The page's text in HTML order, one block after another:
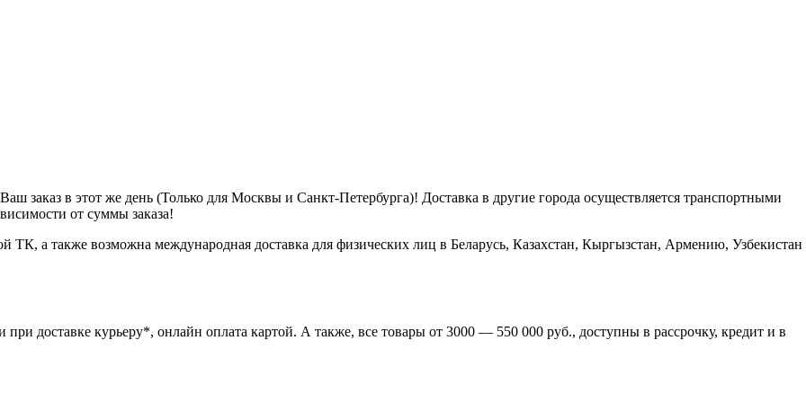
заказ в этот же день (Только для Москвы и Санкт-Петербурга)! Доставка в другие города осуществляется транспортными
от суммы заказа!
ТК, а также возможна международная доставка для физических лиц в Беларусь, Казахстан, Кыргызстан, Армению, Узбекистан
доставке курьеру*, онлайн оплата картой. А также, все товары от 3000 — 550 000 руб., доступны в рассрочку, кредит и в